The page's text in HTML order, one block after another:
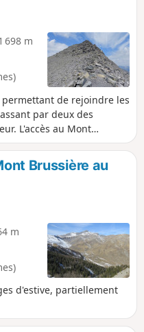
698 m
de rejoindre les
par deux des
L'accès au Mont
une bonne maîtrise pour
Une partie non
Vous êtes
il y a une
d'amende pouvant
pratiques.
Brussière au
m
d'estive, partiellement